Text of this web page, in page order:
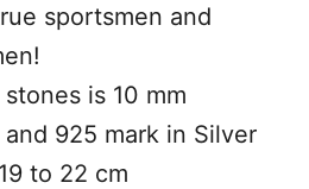
sportsmen and
is 10 mm
925 mark in Silver
to 22 cm